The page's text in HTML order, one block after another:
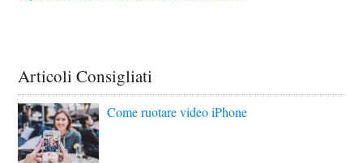
Articoli Consigliati
Come ruotare video iPhone